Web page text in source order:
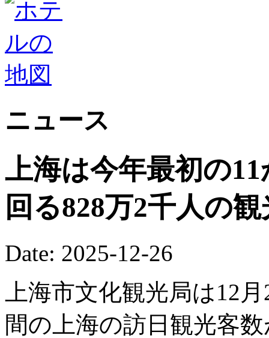
ニュース
上海は今年最初の
回る828万2千人の
Date: 2025-12-26
上海市文化観光局は12
間の上海の訪日観光客